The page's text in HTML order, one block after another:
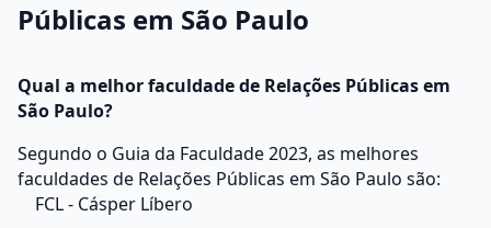
Públicas em São Paulo
Qual a melhor faculdade de Relações Públicas em
São Paulo?
Segundo o Guia da Faculdade 2023, as melhores
faculdades de Relações Públicas em São Paulo são:
FCL - Cásper Líbero